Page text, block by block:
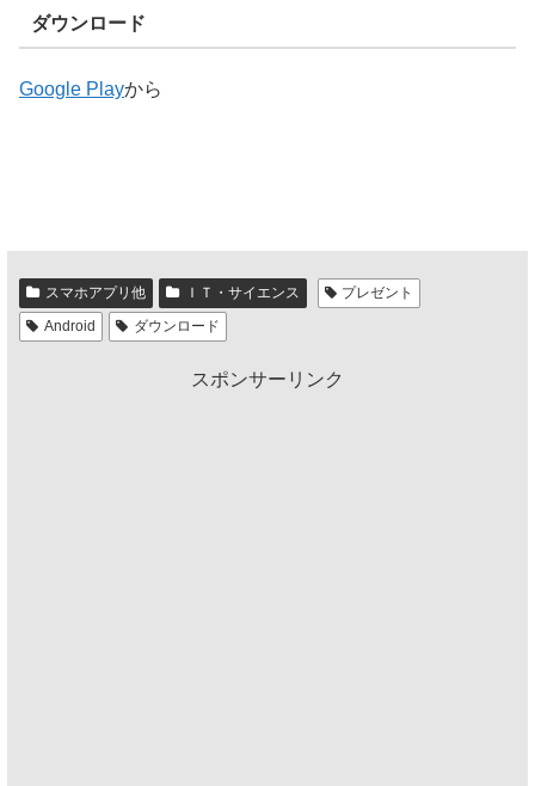
ダウンロード
Google Playから
スマホアプリ他 ＩＴ・サイエンス
プレゼント
Android
ダウンロード
スポンサーリンク